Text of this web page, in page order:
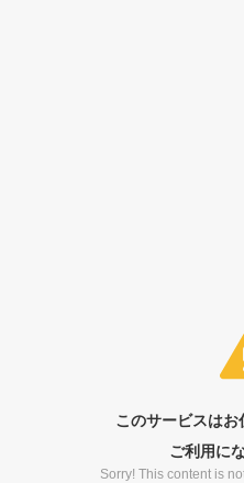
このサービスは
ご利用に
Sorry! This content is